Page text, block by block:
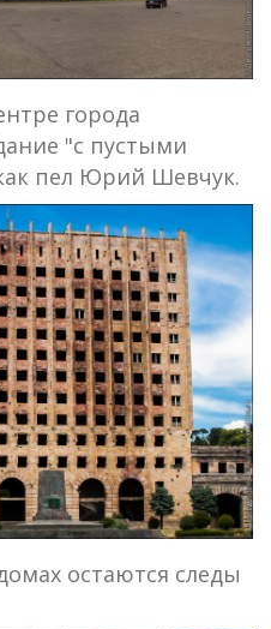
города
"с пустыми
пел Юрий Шевчук.
остаются следы